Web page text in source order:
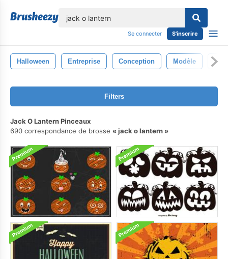
Se connecter S'inscrire
Halloween Entreprise Conception Modèle
Filters
Jack O Lantern Pinceaux
690 correspondance de brosse
jack o lantern